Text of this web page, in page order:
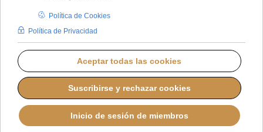
JAVIER RUIZ ARREGUI
PAPA LEÓN XIV
JUEVES, 13 NOVIEMBRE 2025 08:00